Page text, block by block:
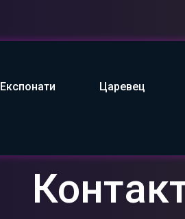
Експонати Царевец